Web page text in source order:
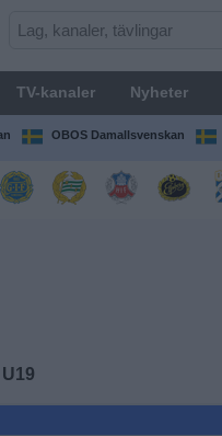
TV-kanaler Nyheter
OBOS Damallsvenskan